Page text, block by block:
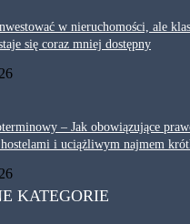
w nieruchomości, ale
się coraz mniej dostępny
– Jak obowiązujące
i uciążliwym najmem
KATEGORIE